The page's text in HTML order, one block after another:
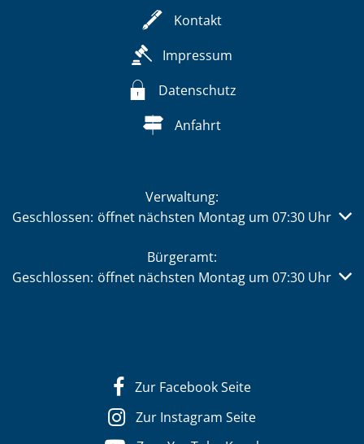
Kontakt
Impressum
Datenschutz
Anfahrt
Verwaltung:
Klicken, um weitere Öffnungs- oder Schließzeiten
Geschlossen: öffnet nächsten Montag um 07:30 Uhr
Bürgeramt:
Klicken, um weitere Öffnungs- oder Schließzeiten
Geschlossen: öffnet nächsten Montag um 07:30 Uhr
Zur Facebook Seite
Zur Instagram Seite